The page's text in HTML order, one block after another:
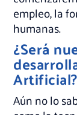
empleo, la
humanas.
¿Será
Aún no lo